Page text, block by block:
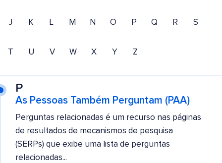
J K L M N O P Q R S
T U V W X Y Z
P
As Pessoas Também Perguntam (PAA)
Perguntas relacionadas é um recurso nas páginas
de resultados de mecanismos de pesquisa
(SERPs) que exibe uma lista de perguntas
relacionadas...